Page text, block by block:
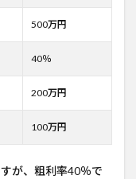
500万円
40％
200万円
100万円
が、粗利率40％で